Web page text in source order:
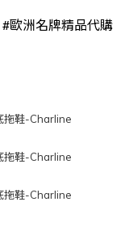
#歐洲名牌精品代購